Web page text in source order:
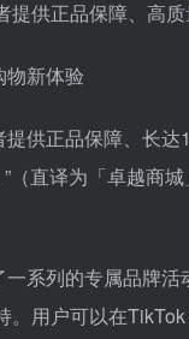
供正品保障、高质
供正品保障、长
”（直译为「卓越商
系列的专属品牌
用户可以在